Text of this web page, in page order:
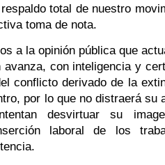
total de nuestro
toma de nota.
a la opinión pública que
avanza, con inteligencia y
conflicto derivado de la
por lo que no distraerá su
desvirtuar su
laboral de los